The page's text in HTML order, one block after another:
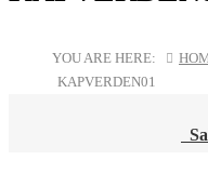
YOU ARE HERE:
KAPVERDEN01